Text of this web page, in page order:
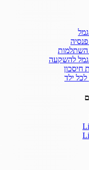
השתלמות
גמל להשקעה
חיסכון
ילד